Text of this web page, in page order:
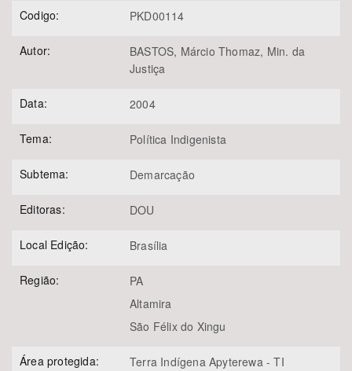
Codigo: PKD00114
Autor:
BASTOS, Márcio Thomaz, Min. da
Justiça
Data: 2004
Tema: Política Indigenista
Subtema: Demarcação
Editoras: DOU
Local Edição: Brasília
Região:
PA
Altamira
São Félix do Xingu
Área protegida: Terra Indígena Apyterewa - TI